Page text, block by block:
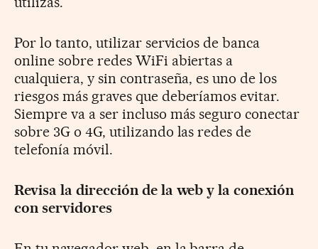
Por lo tanto, utilizar servicios de banca
online sobre redes WiFi abiertas a
cualquiera, y sin contraseña, es uno de los
riesgos más graves que deberíamos evitar.
Siempre va a ser incluso más seguro conectar
sobre 3G o 4G, utilizando las redes de
telefonía móvil.
Revisa la dirección de la web y la conexión
con servidores